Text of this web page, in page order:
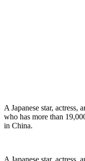
A Japanese star, actress,
who has more than
in China.
A Japanese star, actress,